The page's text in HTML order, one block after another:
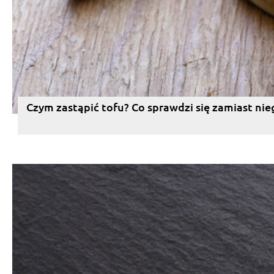
Czym zastąpić tofu? Co sprawdzi się zamiast